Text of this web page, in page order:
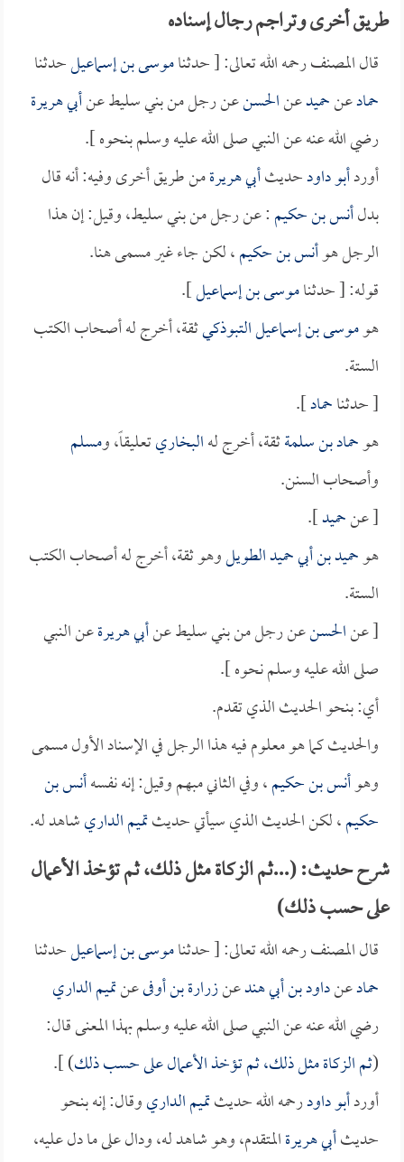
طريق أخرى وتراجم رجال إسناده
قال المصنف رحمه الله تعالى: [ حدثناموسى بن إسماعيلحدثنا
حمادعنحميدعنالحسنعن رجل من بني سليط عنأبي هريرة
رضي الله عنه عن النبي صلى الله عليه وسلم بنحوه ].
أوردأبو داودحديثأبي هريرةمن طريق أخرى وفيه: أنه قال
بدلأنس بن حكيم: عن رجل من بني سليط، وقيل: إن هذا
الرجل هوأنس بن حكيم، لكن جاء غير مسمى هنا.
قوله: [ حدثناموسى بن إسماعيل].
هوموسى بن إسماعيل التبوذكيثقة، أخرج له أصحاب الكتب
الستة.
[ حدثناحماد].
هوحماد بن سلمةثقة، أخرج لهالبخاريتعليقاً، ومسلم
وأصحاب السنن.
[ عنحميد].
هوحميد بن أبي حميد الطويلوهو ثقة، أخرج له أصحاب الكتب
الستة.
[ عنالحسنعن رجل من بني سليط عنأبي هريرةعن النبي
صلى الله عليه وسلم نحوه ].
أي: بنحو الحديث الذي تقدم.
والحديث كما هو معلوم فيه هذا الرجل في الإسناد الأول مسمى
وهوأنس بن حكيم، وفي الثاني مبهم وقيل: إنه نفسهأنس بن
حكيم، لكن الحديث الذي سيأتي حديثتميم الداريشاهد له.
شرح حديث: (...ثم الزكاة مثل ذلك، ثم تؤخذ الأعمال
على حسب ذلك)
قال المصنف رحمه الله تعالى: [ حدثناموسى بن إسماعيلحدثنا
حمادعنداود بن أبي هندعنزرارة بن أوفىعنتميم الداري
رضي الله عنه عن النبي صلى الله عليه وسلم بهذا المعنى قال:
(ثم الزكاة مثل ذلك، ثم تؤخذ الأعمال على حسب ذلك) ].
أوردأبو داودرحمه الله حديثتميم الداريوقال: إنه بنحو
حديثأبي هريرةالمتقدم، وهو شاهد له، ودال على ما دل عليه،